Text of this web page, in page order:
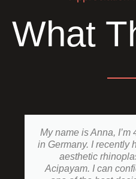
What
My name is Anna,
in Germany. I recently
aesthetic
Acipayam. I can